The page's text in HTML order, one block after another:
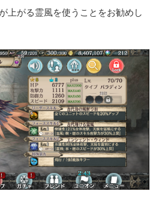
上がる霊風を使うことをお勧めし